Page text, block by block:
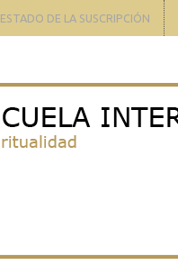
ESTADO DE LA SUSCRIPCIÓN